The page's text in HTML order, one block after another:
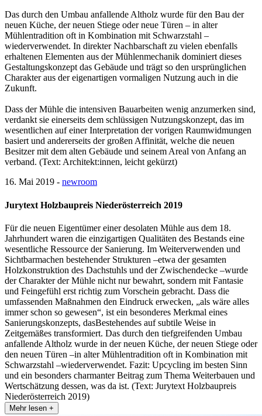
Das durch den Umbau anfallende Altholz wurde für den Bau der
neuen Küche, der neuen Stiege oder neue Türen – in alter
Mühlentradition oft in Kombination mit Schwarzstahl –
wiederverwendet. In direkter Nachbarschaft zu vielen ebenfalls
erhaltenen Elementen aus der Mühlenmechanik dominiert dieses
Gestaltungskonzept das Gebäude und trägt so den ursprünglichen
Charakter aus der eigenartigen vormaligen Nutzung auch in die
Zukunft.
Dass der Mühle die intensiven Bauarbeiten wenig anzumerken sind,
verdankt sie einerseits dem schlüssigen Nutzungskonzept, das im
wesentlichen auf einer Interpretation der vorigen Raumwidmungen
basiert und andererseits der großen Affinität, welche die neuen
Besitzer mit dem alten Gebäude und seinem Areal von Anfang an
verband. (Text: Architekt:innen, leicht gekürzt)
16. Mai 2019 - newroom
Jurytext Holzbaupreis Niederösterreich 2019
Für die neuen Eigentümer einer desolaten Mühle aus dem 18.
Jahrhundert waren die einzigartigen Qualitäten des Bestands eine
wesentliche Ressource der Sanierung. Im Weiterverwenden und
Sichtbarmachen bestehender Strukturen –etwa der gesamten
Holzkonstruktion des Dachstuhls und der Zwischendecke –wurde
der Charakter der Mühle nicht nur bewahrt, sondern mit Fantasie
und Feingefühl erst richtig zum Vorschein gebracht. Dass die
umfassenden Maßnahmen den Eindruck erwecken, „als wäre alles
immer schon so gewesen“, ist ein besonderes Merkmal eines
Sanierungskonzepts, dasBestehendes auf subtile Weise in
Zeitgemäßes transformiert. Das durch den tiefgreifenden Umbau
anfallende Altholz wurde in der neuen Küche, der neuen Stiege oder
den neuen Türen –in alter Mühlentradition oft in Kombination mit
Schwarzstahl –wiederverwendet. Fazit: Upcycling im besten Sinn
und ein besonders charmanter Beitrag zum Thema Weiterbauen und
Wertschätzung dessen, was da ist. (Text: Jurytext Holzbaupreis
Niederösterreich 2019)
Mehr lesen +